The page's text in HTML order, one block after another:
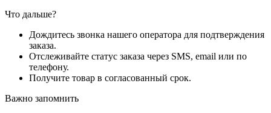
Что дальше?
Дождитесь звонка нашего оператора для подтверждения
заказа.
Отслеживайте статус заказа через SMS, email или по
телефону.
Получите товар в согласованный срок.
Важно запомнить